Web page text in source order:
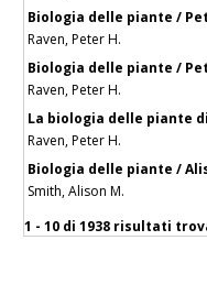
Biologia delle piante /
Raven, Peter H.
Biologia delle piante /
Raven, Peter H.
La biologia delle piante di
Raven, Peter H.
Biologia delle piante /
Smith, Alison M.
1 - 10 di 1938 risultati